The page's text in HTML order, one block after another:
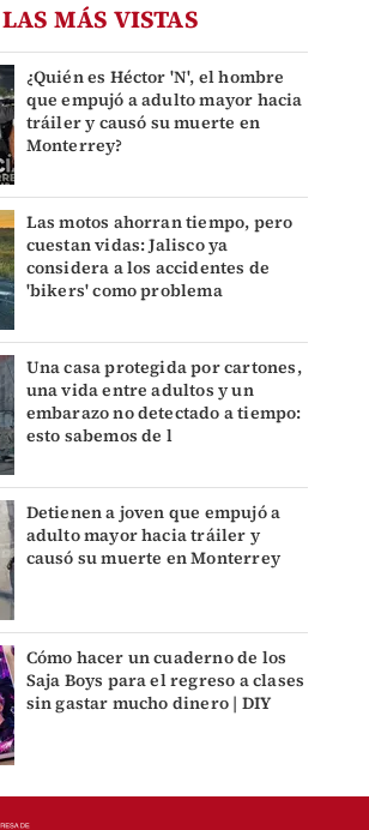
LAS MÁS VISTAS
¿Quién es Héctor 'N', el hombre
que empujó a adulto mayor hacia
tráiler y causó su muerte en
Monterrey?
Las motos ahorran tiempo, pero
cuestan vidas: Jalisco ya
considera a los accidentes de
'bikers' como problema
Una casa protegida por cartones,
una vida entre adultos y un
embarazo no detectado a tiempo:
esto sabemos de l
Detienen a joven que empujó a
adulto mayor hacia tráiler y
causó su muerte en Monterrey
Cómo hacer un cuaderno de los
Saja Boys para el regreso a clases
sin gastar mucho dinero | DIY